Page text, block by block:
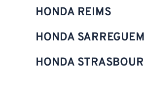
HONDA REIMS
HONDA
HONDA